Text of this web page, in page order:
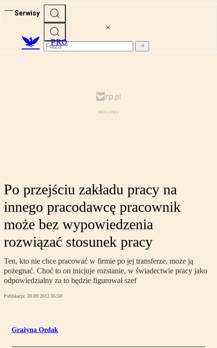
Serwisy
PRO
Po przejściu zakładu pracy na
innego pracodawcę pracownik
może bez wypowiedzenia
rozwiązać stosunek pracy
Ten, kto nie chce pracować w firmie po jej transferze, może ją
pożegnać. Choć to on inicjuje rozstanie, w świadectwie pracy jako
odpowiedzialny za to będzie figurował szef
Publikacja: 20.09.2012 05:50
Grażyna Ordak